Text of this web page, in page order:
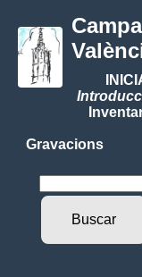
Gravacions